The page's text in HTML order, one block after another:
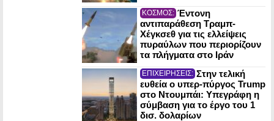
ΚΟΣΜΟΣ: Έντονη
αντιπαράθεση Τραμπ-
Χέγκσεθ για τις ελλείψεις
πυραύλων που περιορίζουν
τα πλήγματα στο Ιράν
ΕΠΙΧΕΙΡΗΣΕΙΣ: Στην τελική
ευθεία ο υπερ-πύργος Trump
στο Ντουμπάι: Υπεγράφη η
σύμβαση για το έργο του 1
δισ. δολαρίων